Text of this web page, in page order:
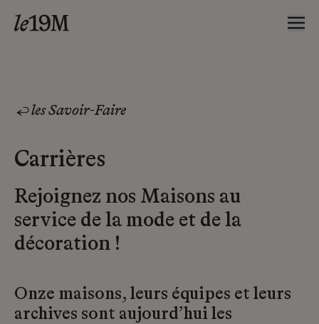
les Savoir-Faire
Carrières
Rejoignez nos Maisons au
service de la mode et de la
décoration !
Onze maisons, leurs équipes et leurs
archives sont aujourd’hui les